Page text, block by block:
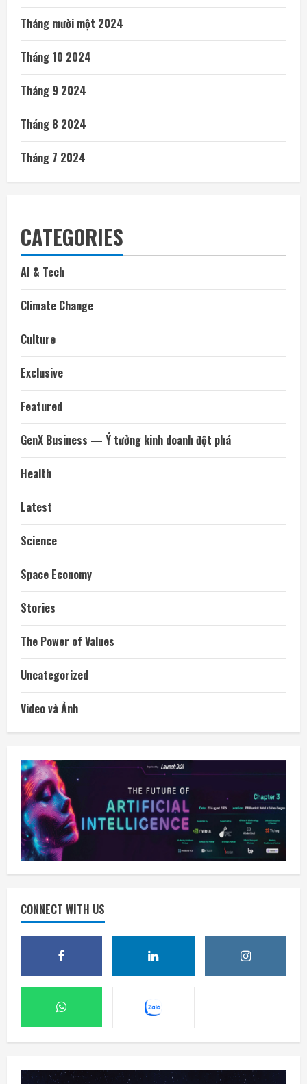
Tháng mười một 2024
Tháng 10 2024
Tháng 9 2024
Tháng 8 2024
Tháng 7 2024
CATEGORIES
AI & Tech
Climate Change
Culture
Exclusive
Featured
GenX Business — Ý tưởng kinh doanh đột phá
Health
Latest
Science
Space Economy
Stories
The Power of Values
Uncategorized
Video và Ảnh
CONNECT WITH US